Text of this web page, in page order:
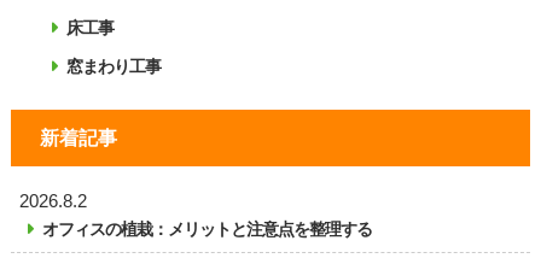
床工事
窓まわり工事
新着記事
2026.8.2
オフィスの植栽：メリットと注意点を整理する